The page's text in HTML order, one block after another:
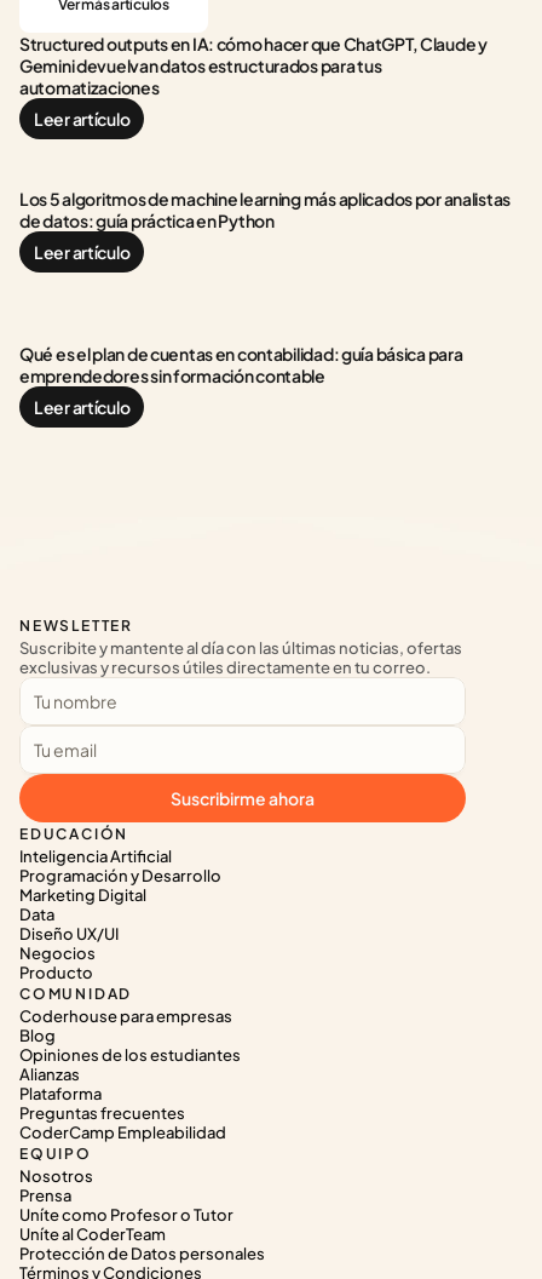
Ver más artículos
Structured outputs en IA: cómo hacer que ChatGPT, Claude y
Gemini devuelvan datos estructurados para tus
automatizaciones
Leer artículo
Los 5 algoritmos de machine learning más aplicados por analistas
de datos: guía práctica en Python
Leer artículo
Qué es el plan de cuentas en contabilidad: guía básica para
emprendedores sin formación contable
Leer artículo
EDUCACIÓN
Inteligencia Artificial
Programación y Desarrollo
Marketing Digital
Data
Diseño UX/UI
Negocios
Producto
COMUNIDAD
Coderhouse para empresas
Blog
Opiniones de los estudiantes
Alianzas
Plataforma
Preguntas frecuentes
CoderCamp Empleabilidad
EQUIPO
Nosotros
Prensa
Uníte como Profesor o Tutor
Uníte al CoderTeam
Protección de Datos personales
Términos y Condiciones
NEWSLETTER
Suscribite y mantente al día con las últimas noticias, ofertas
exclusivas y recursos útiles directamente en tu correo.
Suscribirme ahora